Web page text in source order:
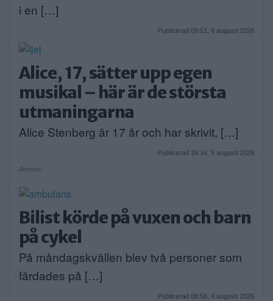
i en […]
Publicerad 09:51, 6 augusti 2026
Alice, 17, sätter upp egen
musikal – här är de största
utmaningarna
Alice Stenberg är 17 år och har skrivit, […]
Publicerad 16:16, 5 augusti 2026
Annons:
Bilist körde på vuxen och barn
på cykel
På måndagskvällen blev två personer som
färdades på […]
Publicerad 08:58, 4 augusti 2026